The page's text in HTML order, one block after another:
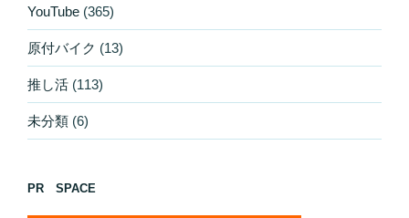
YouTube (365)
原付バイク (13)
推し活 (113)
未分類 (6)
PR SPACE